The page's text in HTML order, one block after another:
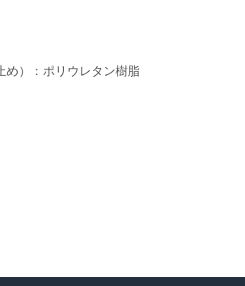
め）：ポリウレタン樹脂